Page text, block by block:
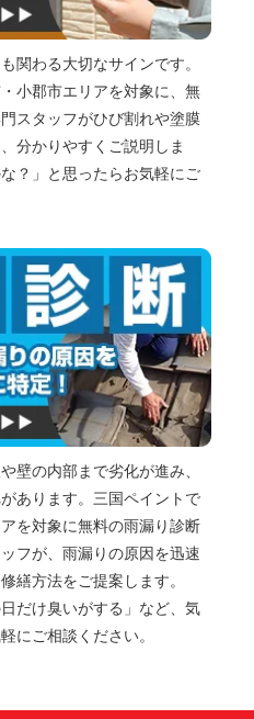
関わる大切なサインです。
小郡市エリアを対象に、無
スタッフがひび割れや塗膜
分かりやすくご説明しま
？」と思ったらお気軽にご
壁の内部まで劣化が進み、
あります。三国ペイントで
を対象に無料の雨漏り診断
フが、雨漏りの原因を迅速
繕方法をご提案します。
だけ臭いがする」など、気
にご相談ください。